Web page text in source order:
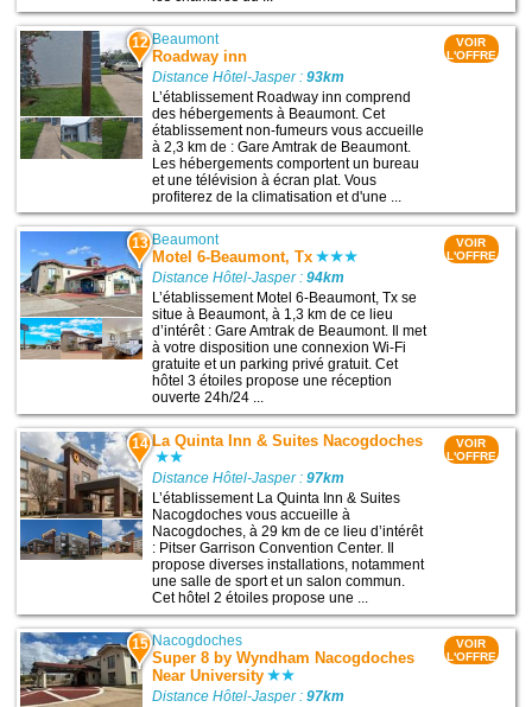
12 Beaumont
Roadway inn
Distance Hôtel-Jasper :93km
L’établissement Roadway inn comprend
des hébergements à Beaumont. Cet
établissement non-fumeurs vous accueille
à 2,3 km de : Gare Amtrak de Beaumont.
Les hébergements comportent un bureau
et une télévision à écran plat. Vous
profiterez de la climatisation et d'une ...
VOIR
L'OFFRE
13 Beaumont
Motel 6-Beaumont, Tx
Distance Hôtel-Jasper :94km
L’établissement Motel 6-Beaumont, Tx se
situe à Beaumont, à 1,3 km de ce lieu
d’intérêt : Gare Amtrak de Beaumont. Il met
à votre disposition une connexion Wi-Fi
gratuite et un parking privé gratuit. Cet
hôtel 3 étoiles propose une réception
ouverte 24h/24 ...
VOIR
L'OFFRE
14 La Quinta Inn & Suites Nacogdoches
Distance Hôtel-Jasper :97km
L’établissement La Quinta Inn & Suites
Nacogdoches vous accueille à
Nacogdoches, à 29 km de ce lieu d’intérêt
: Pitser Garrison Convention Center. Il
propose diverses installations, notamment
une salle de sport et un salon commun.
Cet hôtel 2 étoiles propose une ...
VOIR
L'OFFRE
15 Nacogdoches
Super 8 by Wyndham Nacogdoches
Near University
Distance Hôtel-Jasper :97km
VOIR
L'OFFRE